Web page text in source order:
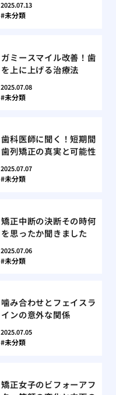
2025.07.13
未分類
ガミースマイル改善！歯
を上に上げる治療法
2025.07.08
未分類
歯科医師に聞く！短期間
歯列矯正の真実と可能性
2025.07.07
未分類
矯正中断の決断その時何
を思ったか聞きました
2025.07.06
未分類
噛み合わせとフェイスラ
インの意外な関係
2025.07.05
未分類
矯正女子のビフォーアフ